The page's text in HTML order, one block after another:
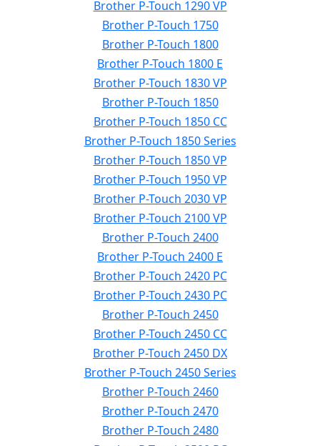
Brother P-Touch 1290 VP
Brother P-Touch 1750
Brother P-Touch 1800
Brother P-Touch 1800 E
Brother P-Touch 1830 VP
Brother P-Touch 1850
Brother P-Touch 1850 CC
Brother P-Touch 1850 Series
Brother P-Touch 1850 VP
Brother P-Touch 1950 VP
Brother P-Touch 2030 VP
Brother P-Touch 2100 VP
Brother P-Touch 2400
Brother P-Touch 2400 E
Brother P-Touch 2420 PC
Brother P-Touch 2430 PC
Brother P-Touch 2450
Brother P-Touch 2450 CC
Brother P-Touch 2450 DX
Brother P-Touch 2450 Series
Brother P-Touch 2460
Brother P-Touch 2470
Brother P-Touch 2480